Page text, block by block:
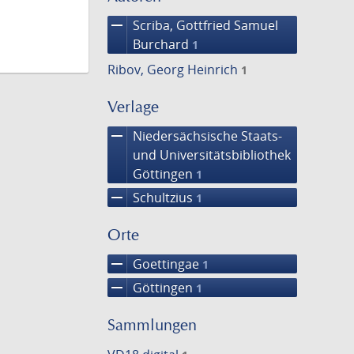
remove
Scriba, Gottfried Samuel
Burchard 1
Ribov, Georg Heinrich 1
Verlage
remove
Niedersächsische Staats-
und Universitätsbibliothek
Göttingen 1
remove Schultzius 1
Orte
remove Goettingae 1
remove Göttingen 1
Sammlungen